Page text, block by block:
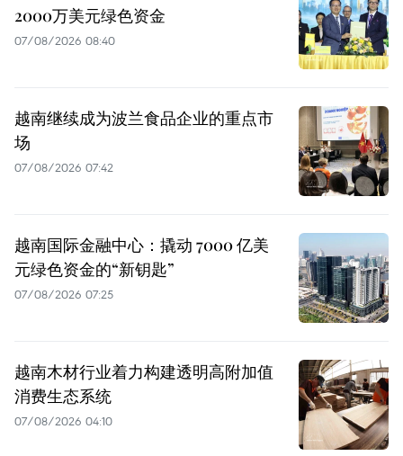
2000万美元绿色资金
07/08/2026 08:40
越南继续成为波兰食品企业的重点市
场
07/08/2026 07:42
越南国际金融中心：撬动 7000 亿美
元绿色资金的“新钥匙”
07/08/2026 07:25
越南木材行业着力构建透明高附加值
消费生态系统
07/08/2026 04:10